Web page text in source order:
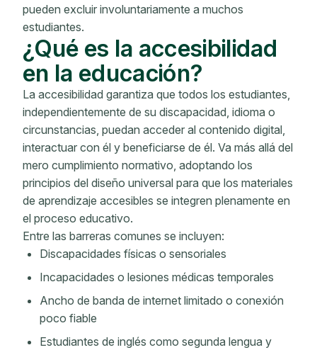
pueden excluir involuntariamente a muchos
estudiantes.
¿Qué es la accesibilidad
en la educación?
La accesibilidad garantiza que todos los estudiantes,
independientemente de su discapacidad, idioma o
circunstancias, puedan acceder al contenido digital,
interactuar con él y beneficiarse de él. Va más allá del
mero cumplimiento normativo, adoptando los
principios del diseño universal para que los materiales
de aprendizaje accesibles se integren plenamente en
el proceso educativo.
Entre las barreras comunes se incluyen:
Discapacidades físicas o sensoriales
Incapacidades o lesiones médicas temporales
Ancho de banda de internet limitado o conexión
poco fiable
Estudiantes de inglés como segunda lengua y